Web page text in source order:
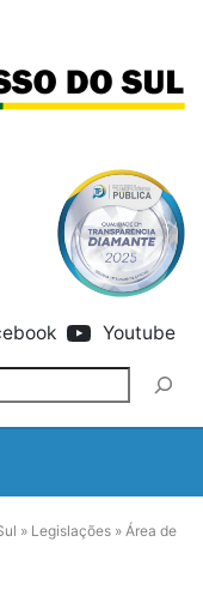
Youtube
» Legislações » Área de